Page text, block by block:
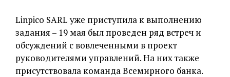
Linpico SARL уже приступила к выполнению
задания – 19 мая был проведен ряд встреч и
обсуждений с вовлеченными в проект
руководителями управлений. На них также
присутствовала команда Всемирного банка.